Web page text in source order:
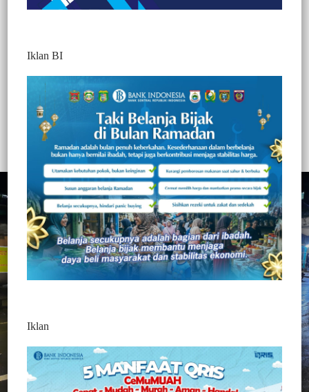
Breaking : Geng Motor Vs Warga, 1 Motor
Terbakar
Redaktur 2
1 Min Baca
Minggu, 4 Januari 2026
Personel Polsek Tamalate Evakuasi Motor Terbakar
Iklan BI
Iklan